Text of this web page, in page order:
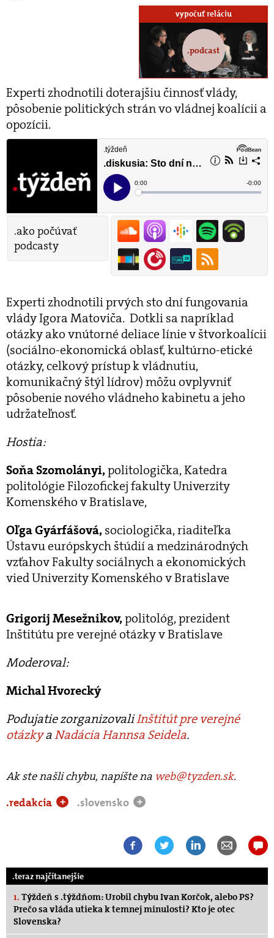
vypočuť reláciu
.podcast
Experti zhodnotili doterajšiu činnosť vlády,
pôsobenie politických strán vo vládnej koalícii a
opozícii.
.ako počúvať
podcasty
Experti zhodnotili prvých sto dní fungovania
vlády Igora Matoviča. Dotkli sa napríklad
otázky ako vnútorné deliace línie v štvorkoalícii
(sociálno-ekonomická oblasť, kultúrno-etické
otázky, celkový prístup k vládnutiu,
komunikačný štýl lídrov) môžu ovplyvniť
pôsobenie nového vládneho kabinetu a jeho
udržateľnosť.
Hostia:
Soňa Szomolányi,politologička, Katedra
politológie Filozofickej fakulty Univerzity
Komenského v Bratislave,
Oľga Gyárfášová,sociologička, riaditeľka
Ústavu európskych štúdií a medzinárodných
vzťahov Fakulty sociálnych a ekonomických
vied Univerzity Komenského v Bratislave
Grigorij Mesežnikov,politológ, prezident
Inštitútu pre verejné otázky v Bratislave
Moderoval:
Michal Hvorecký
Podujatie zorganizovaliInštitút pre verejné
otázkyaNadácia Hannsa Seidela.
Ak ste našli chybu, napíšte na web@tyzden.sk.
.redakcia
+ .slovensko +
.teraz najčítanejšie
1. Týždeň s .týždňom: Urobil chybu Ivan Korčok, alebo PS?
Prečo sa vláda utieka k temnej minulosti? Kto je otec
Slovenska?